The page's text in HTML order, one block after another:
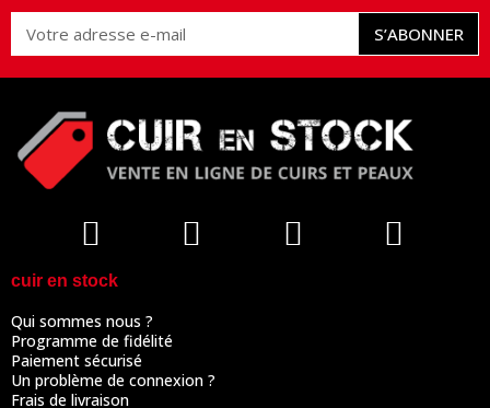
S’ABONNER
cuir en stock
Qui sommes nous ?
Programme de fidélité
Paiement sécurisé
Un problème de connexion ?
Frais de livraison